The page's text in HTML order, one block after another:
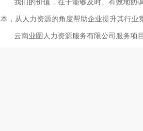
本，从人力资源的角度帮助企业提升
云南业图人力资源服务有限公司